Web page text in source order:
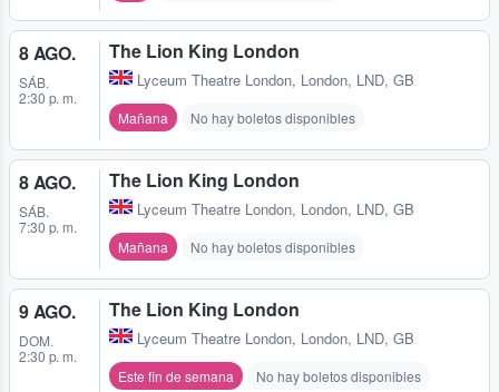
8 AGO.
SÁB.
2:30 p. m.
The Lion King London
Lyceum Theatre London, London, LND, GB
Mañana No hay boletos disponibles
8 AGO.
SÁB.
7:30 p. m.
The Lion King London
Lyceum Theatre London, London, LND, GB
Mañana No hay boletos disponibles
9 AGO.
DOM.
2:30 p. m.
The Lion King London
Lyceum Theatre London, London, LND, GB
Este fin de semana No hay boletos disponibles